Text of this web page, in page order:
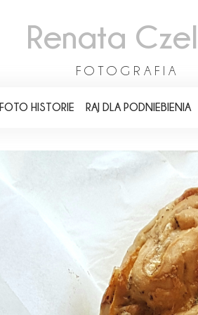
Renata
FOTOGRAFIA
FOTO HISTORIE RAJ DLA PODNIEBIENIA